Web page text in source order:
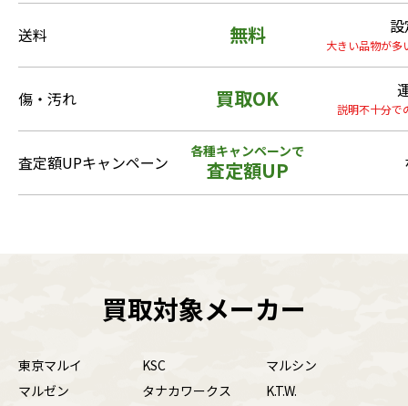
送料 無料 大きい品物が
傷・汚れ 買取OK 説明不十分
査定額UPキャンペーン
各種キャンペーンで
査定額UP
買取対象メーカー
東京マルイ KSC
マルシン
マルゼン
タナカワークス
K.T.W.